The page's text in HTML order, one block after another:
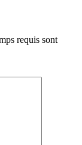
requis sont